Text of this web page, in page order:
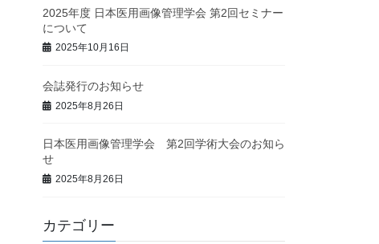
2025年度 日本医用画像管理学会 第2回セミナー
について
2025年10月16日
会誌発行のお知らせ
2025年8月26日
日本医用画像管理学会 第2回学術大会のお知ら
せ
2025年8月26日
カテゴリー